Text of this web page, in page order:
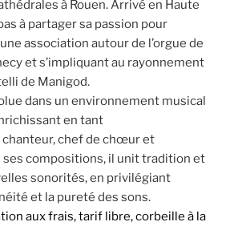
à Rouen. Arrivé en Haute
à partager sa passion pour
association autour de l’orgue de
et s’impliquant au rayonnement
de Manigod.
dans un environnement musical
en tant
chef de chœur et
ses compositions, il unit tradition et
sonorités, en privilégiant
et la pureté des sons.
aux frais, tarif libre, corbeille à la